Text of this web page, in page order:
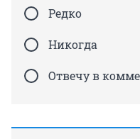
Редко
Никогда
Отвечу в